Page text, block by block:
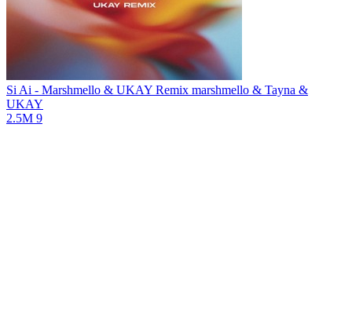
Si Ai - Marshmello & UKAY Remix marshmello & Tayna &
UKAY
2.5M 9